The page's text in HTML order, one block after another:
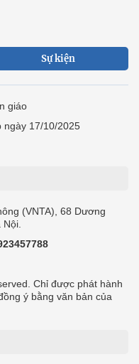
Sự kiện
giáo
ngày 17/10/2025
(VNTA), 68 Dương
Chỉ được phát hành
ý bằng văn bản của